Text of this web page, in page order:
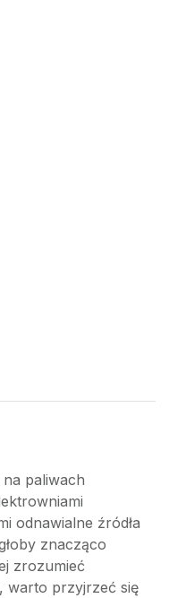
paliwach
odnawialne źródła
znacząco
zrozumieć
warto przyjrzeć się